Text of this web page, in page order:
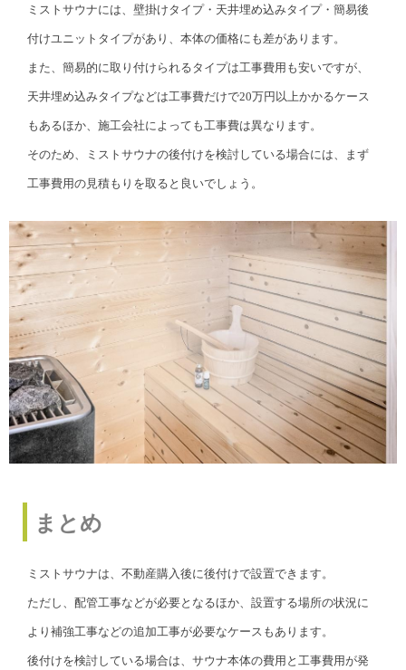
ミストサウナには、壁掛けタイプ・天井埋め込みタイプ・簡易後
付けユニットタイプがあり、本体の価格にも差があります。
また、簡易的に取り付けられるタイプは工事費用も安いですが、
天井埋め込みタイプなどは工事費だけで20万円以上かかるケース
もあるほか、施工会社によっても工事費は異なります。
そのため、ミストサウナの後付けを検討している場合には、まず
工事費用の見積もりを取ると良いでしょう。
まとめ
ミストサウナは、不動産購入後に後付けで設置できます。
ただし、配管工事などが必要となるほか、設置する場所の状況に
より補強工事などの追加工事が必要なケースもあります。
後付けを検討している場合は、サウナ本体の費用と工事費用が発